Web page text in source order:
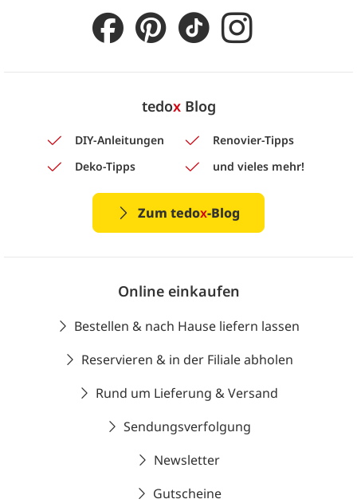
tedoxBlog
DIY-Anleitungen
Renovier-Tipps
Deko-Tipps
und vieles mehr!
Zum tedox-Blog
Online einkaufen
Bestellen & nach Hause liefern lassen
Reservieren & in der Filiale abholen
Rund um Lieferung & Versand
Sendungsverfolgung
Newsletter
Gutscheine